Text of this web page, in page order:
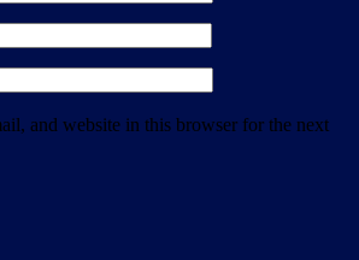
and website in this browser for the next